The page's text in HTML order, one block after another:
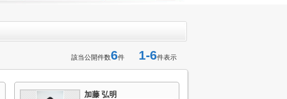
該当公開件数6件 1-6件表示
加藤 弘明